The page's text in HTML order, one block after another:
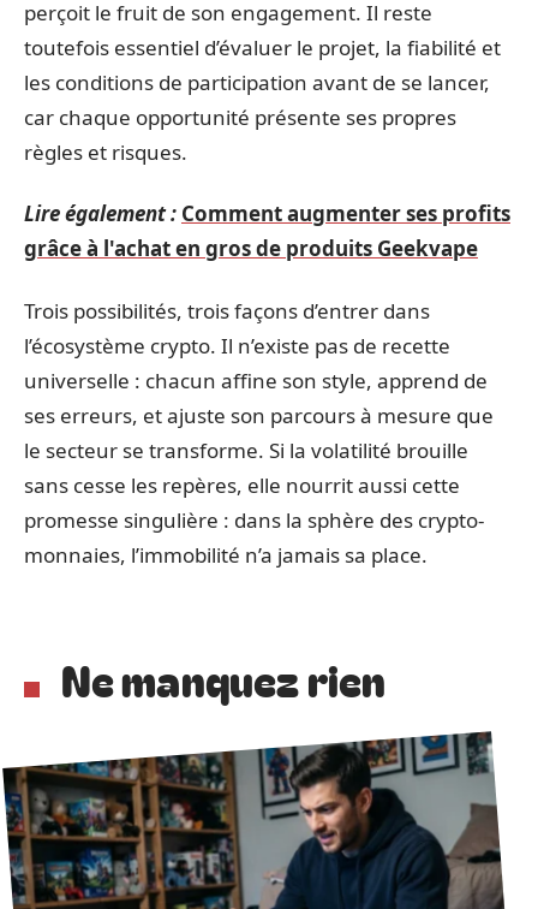
perçoit le fruit de son engagement. Il reste
toutefois essentiel d’évaluer le projet, la fiabilité et
les conditions de participation avant de se lancer,
car chaque opportunité présente ses propres
règles et risques.
Lire également : Comment augmenter ses profits
grâce à l'achat en gros de produits Geekvape
Trois possibilités, trois façons d’entrer dans
l’écosystème crypto. Il n’existe pas de recette
universelle : chacun affine son style, apprend de
ses erreurs, et ajuste son parcours à mesure que
le secteur se transforme. Si la volatilité brouille
sans cesse les repères, elle nourrit aussi cette
promesse singulière : dans la sphère des crypto-
monnaies, l’immobilité n’a jamais sa place.
Ne manquez rien